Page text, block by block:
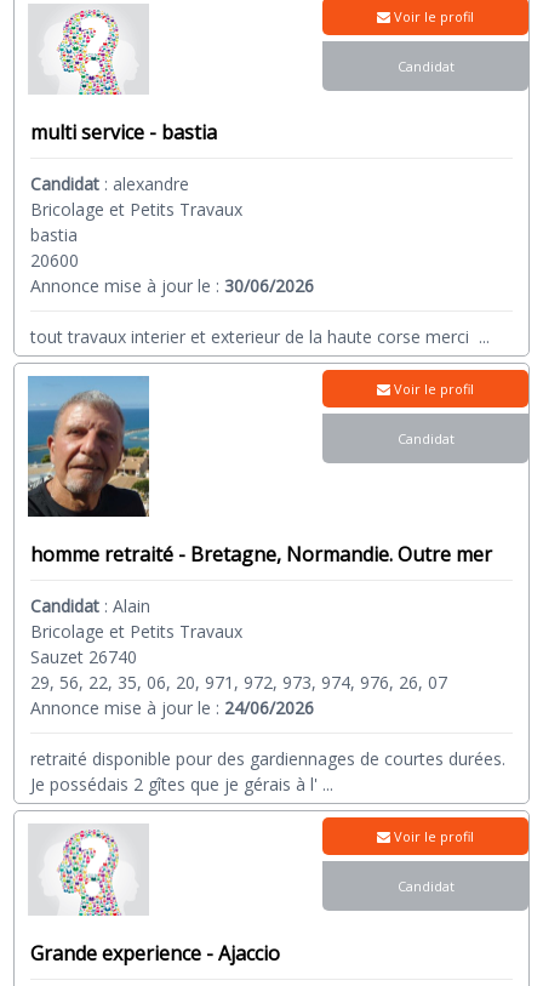
multi service - bastia
Candidat : alexandre
Bricolage et Petits Travaux
bastia
20600
Annonce mise à jour le :30/06/2026
tout travaux interier et exterieur de la haute corse merci ...
Voir le profil
Candidat
homme retraité - Bretagne, Normandie. Outre mer
Candidat :Alain
Bricolage et Petits Travaux
Sauzet 26740
29, 56, 22, 35, 06, 20, 971, 972, 973, 974, 976, 26, 07
Annonce mise à jour le : 24/06/2026
retraité disponible pour des gardiennages de courtes durées.
Je possédais 2 gîtes que je gérais à l' ...
Voir le profil
Candidat
Grande experience - Ajaccio
Voir le profil
Candidat